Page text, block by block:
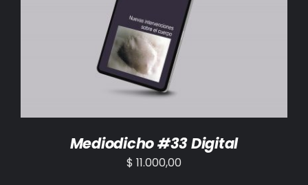
AÑADIR AL CARRITO /
Mediodicho #33 Digital
$ 11.000,00